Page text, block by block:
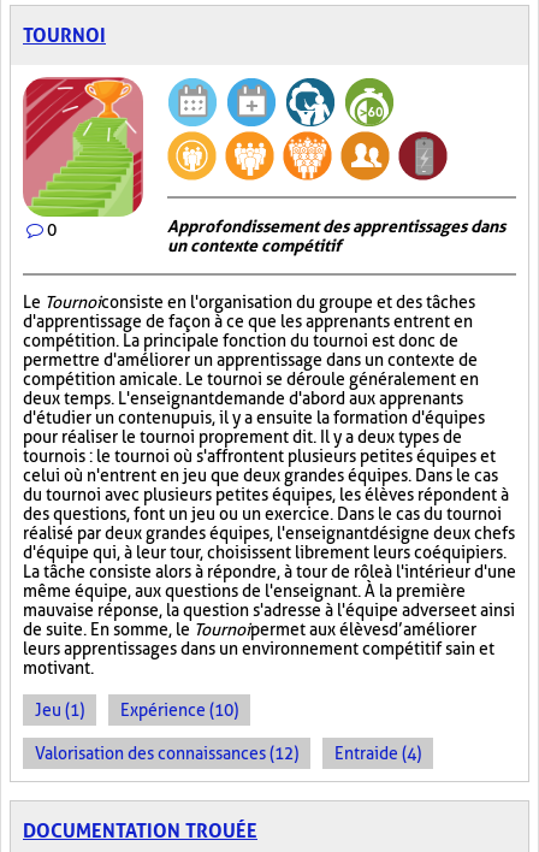
TOURNOI
0
Approfondissement des apprentissages dans
un contexte compétitif
Le Tournoiconsiste en l'organisation du groupe et des tâches
d'apprentissage de façon à ce que les apprenants entrent en
compétition. La principale fonction du tournoi est donc de
permettre d'améliorer un apprentissage dans un contexte de
compétition amicale. Le tournoi se déroule généralement en
deux temps. L'enseignant demande d'abord aux apprenants
d'étudier un contenu puis, il y a ensuite la formation d'équipes
pour réaliser le tournoi proprement dit. Il y a deux types de
tournois : le tournoi où s'affrontent plusieurs petites équipes et
celui où n'entrent en jeu que deux grandes équipes. Dans le cas
du tournoi avec plusieurs petites équipes, les élèves répondent à
des questions, font un jeu ou un exercice. Dans le cas du tournoi
réalisé par deux grandes équipes, l'enseignant désigne deux chefs
d'équipe qui, à leur tour, choisissent librement leurs coéquipiers.
La tâche consiste alors à répondre, à tour de rôle à l'intérieur d'une
même équipe, aux questions de l'enseignant. À la première
mauvaise réponse, la question s'adresse à l'équipe adverse et ainsi
de suite. En somme, le Tournoipermet aux élèves d’améliorer
leurs apprentissages dans un environnement compétitif sain et
motivant.
Jeu (1) Expérience (10)
Valorisation des connaissances (12) Entraide (4)
DOCUMENTATION TROUÉE